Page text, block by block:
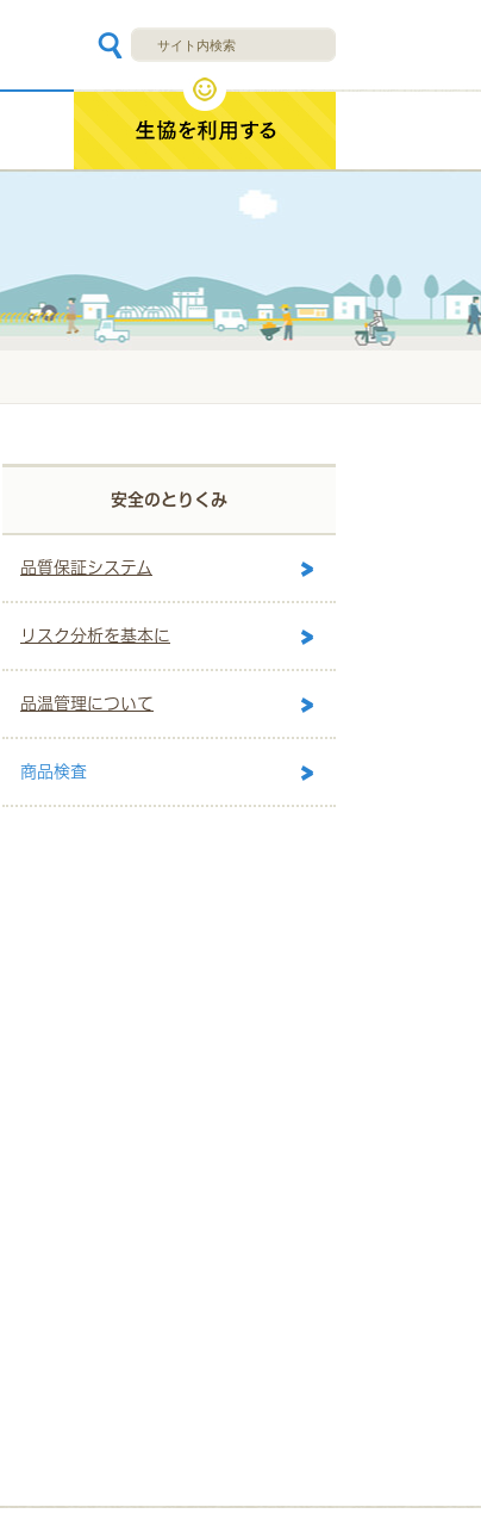
安全のとりくみ
品質保証システム
リスク分析を基本に
品温管理について
商品検査